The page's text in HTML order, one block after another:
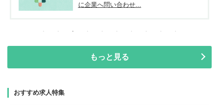
に企業へ問い合わせ...
もっと見る
おすすめ求人特集